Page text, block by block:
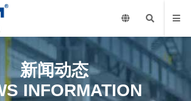
新闻动态
INFORMATION